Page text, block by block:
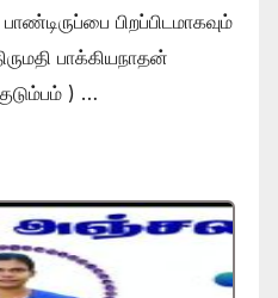
பிறப்பிடமாகவும்
பாக்கியநாதன்
) …